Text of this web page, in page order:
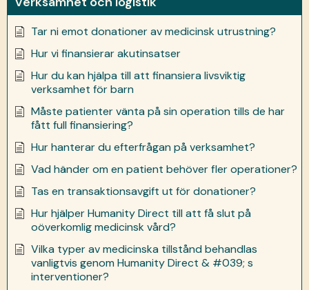
Tar ni emot donationer av medicinsk utrustning?
Hur vi finansierar akutinsatser
Hur du kan hjälpa till att finansiera livsviktig
verksamhet för barn
Måste patienter vänta på sin operation tills de har
fått full finansiering?
Hur hanterar du efterfrågan på verksamhet?
Vad händer om en patient behöver fler operationer?
Tas en transaktionsavgift ut för donationer?
Hur hjälper Humanity Direct till att få slut på
oöverkomlig medicinsk vård?
Vilka typer av medicinska tillstånd behandlas
vanligtvis genom Humanity Direct & #039; s
interventioner?